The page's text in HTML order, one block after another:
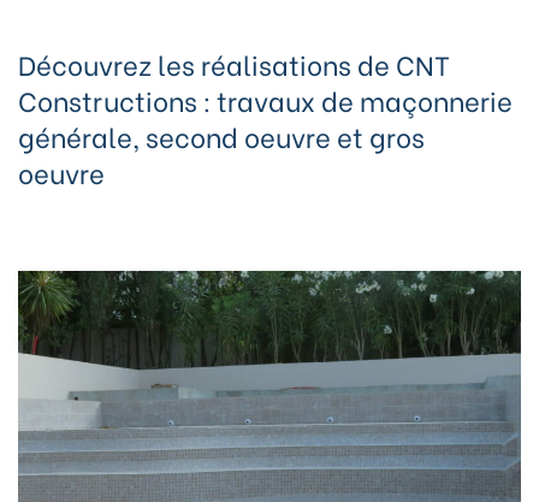
Découvrez les réalisations de CNT
Constructions : travaux de maçonnerie
générale, second oeuvre et gros
oeuvre